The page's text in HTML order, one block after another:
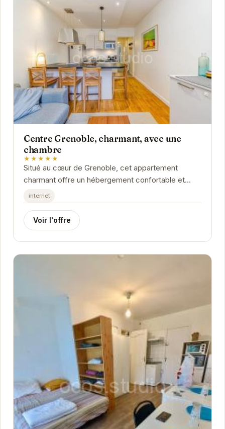
Centre Grenoble, charmant, avec une
chambre
★★★★★
Situé au cœur de Grenoble, cet appartement
charmant offre un hébergement confortable et
élégant. Idéal pour les couples ou les voyageurs...
internet
Voir l'offre